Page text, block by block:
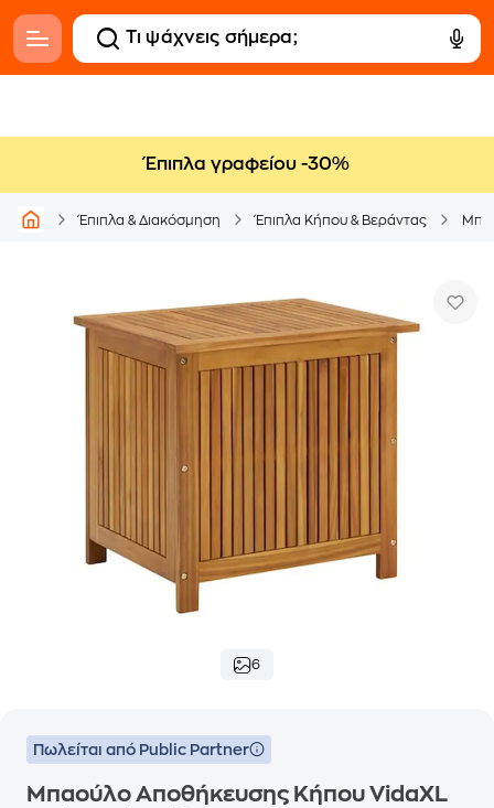
Έπιπλα γραφείου -30%
Έπιπλα & Διακόσμηση Έπιπλα Κήπου & Βεράντας
6
Πωλείται από Public Partner
Μπαούλο Αποθήκευσης Κήπου VidaXL